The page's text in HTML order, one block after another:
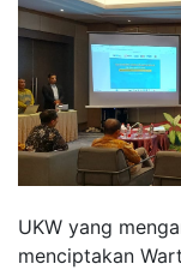
UKW yang
menciptakan